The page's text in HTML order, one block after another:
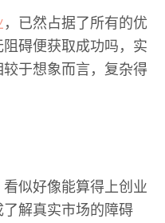
，已然占据了所有的优
碍便获取成功吗，实
于想象而言，复杂得
似好像能算得上创业
解真实市场的障碍